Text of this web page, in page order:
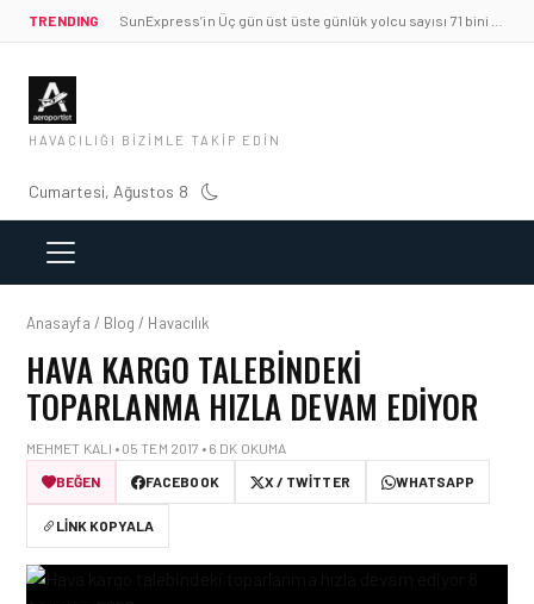
TRENDING
HAVACILIĞI BIZIMLE TAKIP EDIN
Cumartesi, Ağustos 8
Anasayfa / Blog / Havacılık
HAVA KARGO TALEBINDEKI
TOPARLANMA HIZLA DEVAM EDIYOR
MEHMET KALI • 05 TEM 2017 • 6 DK OKUMA
BEĞEN
FACEBOOK X / TWITTER WHATSAPP
LINK KOPYALA